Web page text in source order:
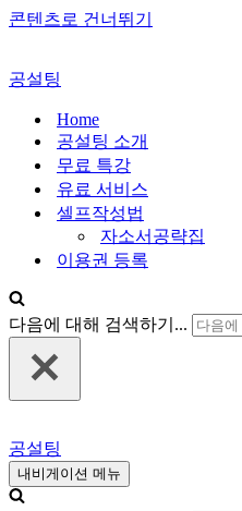
콘텐츠로 건너뛰기
공설팅
Home
공설팅 소개
무료 특강
유료 서비스
셀프작성법
자소서공략집
이용권 등록
다음에 대해 검색하기...
공설팅
내비게이션 메뉴